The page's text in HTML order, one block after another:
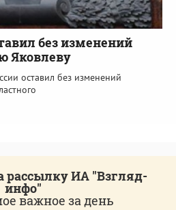
без изменений
Яковлеву
оставил без изменений
рассылку ИА "Взгляд-
инфо"
важное за день